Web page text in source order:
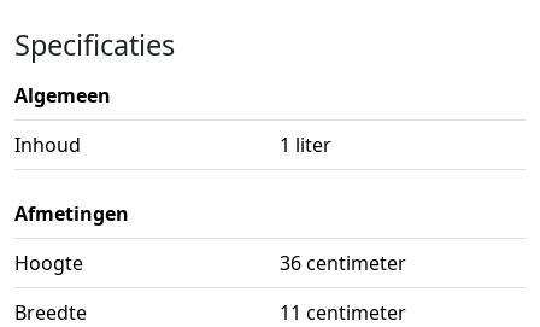
Specificaties
Algemeen
Inhoud
1 liter
Afmetingen
Hoogte
36 centimeter
Breedte
11 centimeter